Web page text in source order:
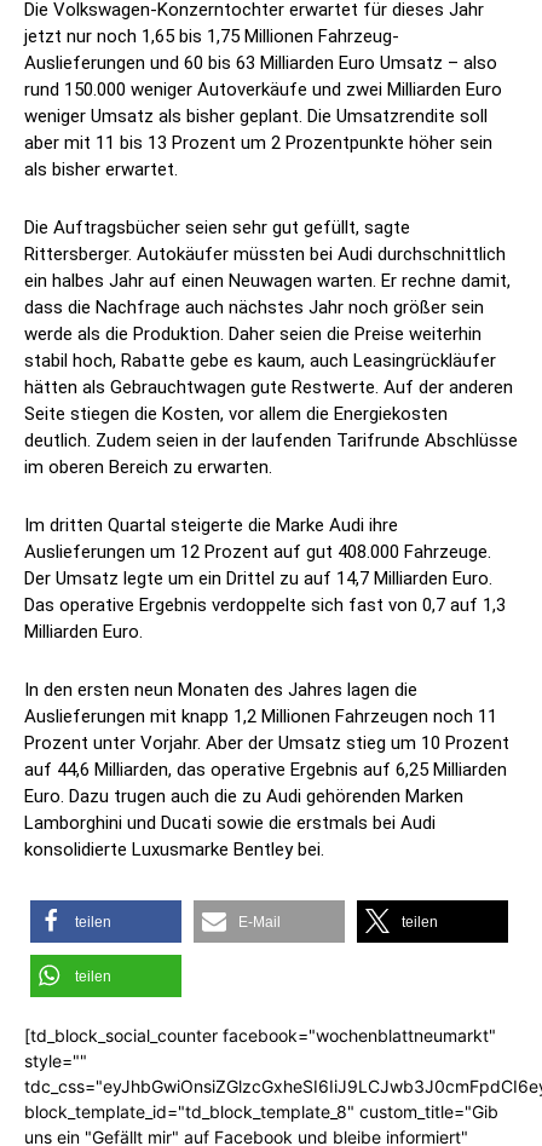
Die Volkswagen-Konzerntochter erwartet für dieses Jahr
jetzt nur noch 1,65 bis 1,75 Millionen Fahrzeug-
Auslieferungen und 60 bis 63 Milliarden Euro Umsatz – also
rund 150.000 weniger Autoverkäufe und zwei Milliarden Euro
weniger Umsatz als bisher geplant. Die Umsatzrendite soll
aber mit 11 bis 13 Prozent um 2 Prozentpunkte höher sein
als bisher erwartet.
Die Auftragsbücher seien sehr gut gefüllt, sagte
Rittersberger. Autokäufer müssten bei Audi durchschnittlich
ein halbes Jahr auf einen Neuwagen warten. Er rechne damit,
dass die Nachfrage auch nächstes Jahr noch größer sein
werde als die Produktion. Daher seien die Preise weiterhin
stabil hoch, Rabatte gebe es kaum, auch Leasingrückläufer
hätten als Gebrauchtwagen gute Restwerte. Auf der anderen
Seite stiegen die Kosten, vor allem die Energiekosten
deutlich. Zudem seien in der laufenden Tarifrunde Abschlüsse
im oberen Bereich zu erwarten.
Im dritten Quartal steigerte die Marke Audi ihre
Auslieferungen um 12 Prozent auf gut 408.000 Fahrzeuge.
Der Umsatz legte um ein Drittel zu auf 14,7 Milliarden Euro.
Das operative Ergebnis verdoppelte sich fast von 0,7 auf 1,3
Milliarden Euro.
In den ersten neun Monaten des Jahres lagen die
Auslieferungen mit knapp 1,2 Millionen Fahrzeugen noch 11
Prozent unter Vorjahr. Aber der Umsatz stieg um 10 Prozent
auf 44,6 Milliarden, das operative Ergebnis auf 6,25 Milliarden
Euro. Dazu trugen auch die zu Audi gehörenden Marken
Lamborghini und Ducati sowie die erstmals bei Audi
konsolidierte Luxusmarke Bentley bei.
teilen E-Mail teilen
teilen
[td_block_social_counter facebook="wochenblattneumarkt"
style=""
block_template_id="td_block_template_8" custom_title="Gib
uns ein "Gefällt mir" auf Facebook und bleibe informiert"